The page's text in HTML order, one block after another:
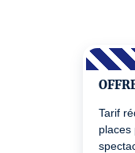
Tarif
places